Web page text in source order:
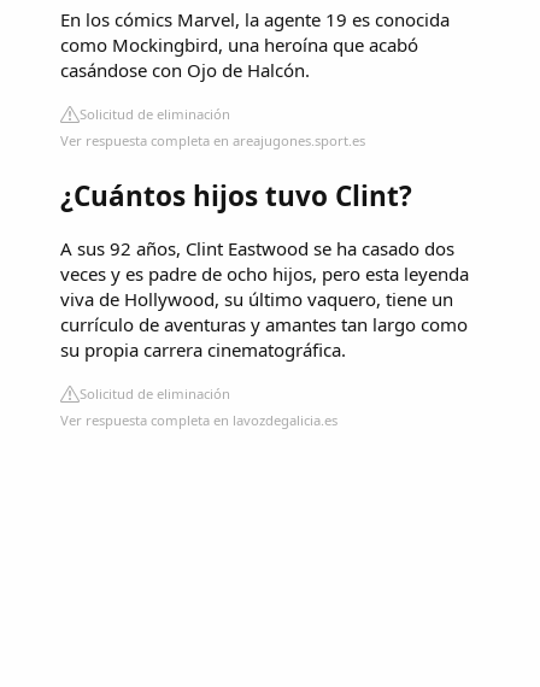
En los cómics Marvel, la agente 19 es conocida
como Mockingbird, una heroína que acabó
casándose con Ojo de Halcón.
Solicitud de eliminación
Ver respuesta completa en areajugones.sport.es
¿Cuántos hijos tuvo Clint?
A sus 92 años, Clint Eastwood se ha casado dos
veces y es padre de ocho hijos, pero esta leyenda
viva de Hollywood, su último vaquero, tiene un
currículo de aventuras y amantes tan largo como
su propia carrera cinematográfica.
Solicitud de eliminación
Ver respuesta completa en lavozdegalicia.es